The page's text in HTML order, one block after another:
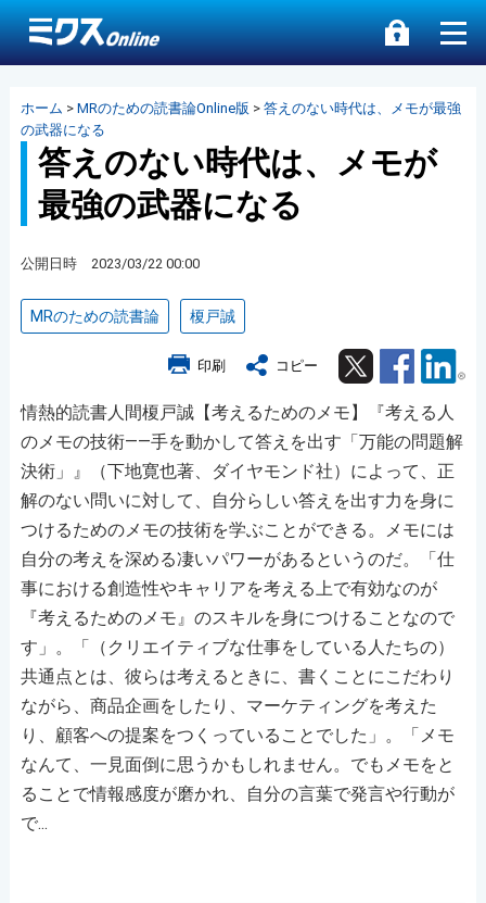
ホーム > MRのための読書論Online版 > 答えのない時代は、メモが最強
の武器になる
答えのない時代は、メモが
最強の武器になる
公開日時 2023/03/22 00:00
MRのための読書論 榎戸誠
印刷 コピー Twitter Facebook
情熱的読書人間榎戸誠【考えるためのメモ】『考える人
のメモの技術――手を動かして答えを出す「万能の問題解
決術」』（下地寛也著、ダイヤモンド社）によって、正
解のない問いに対して、自分らしい答えを出す力を身に
つけるためのメモの技術を学ぶことができる。メモには
自分の考えを深める凄いパワーがあるというのだ。「仕
事における創造性やキャリアを考える上で有効なのが
『考えるためのメモ』のスキルを身につけることなので
す」。「（クリエイティブな仕事をしている人たちの）
共通点とは、彼らは考えるときに、書くことにこだわり
ながら、商品企画をしたり、マーケティングを考えた
り、顧客への提案をつくっていることでした」。「メモ
なんて、一見面倒に思うかもしれません。でもメモをと
ることで情報感度が磨かれ、自分の言葉で発言や行動が
で...